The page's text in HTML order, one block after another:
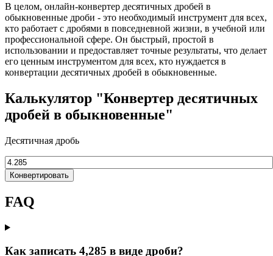
В целом, онлайн-конвертер десятичных дробей в
обыкновенные дроби - это необходимый инструмент для всех,
кто работает с дробями в повседневной жизни, в учебной или
профессиональной сфере. Он быстрый, простой в
использовании и предоставляет точные результаты, что делает
его ценным инструментом для всех, кто нуждается в
конвертации десятичных дробей в обыкновенные.
Калькулятор "Конвертер десятичных
дробей в обыкновенные"
Десятичная дробь
Конвертировать
FAQ
Как записать 4,285 в виде дроби?